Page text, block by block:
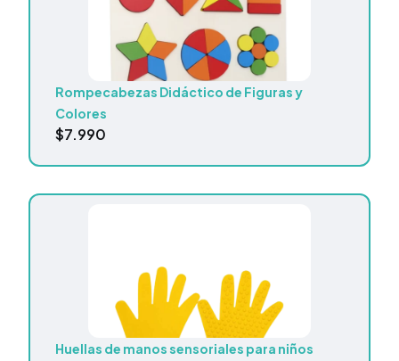
Rompecabezas Didáctico de Figuras y
Colores
$7.990
Huellas de manos sensoriales para niños